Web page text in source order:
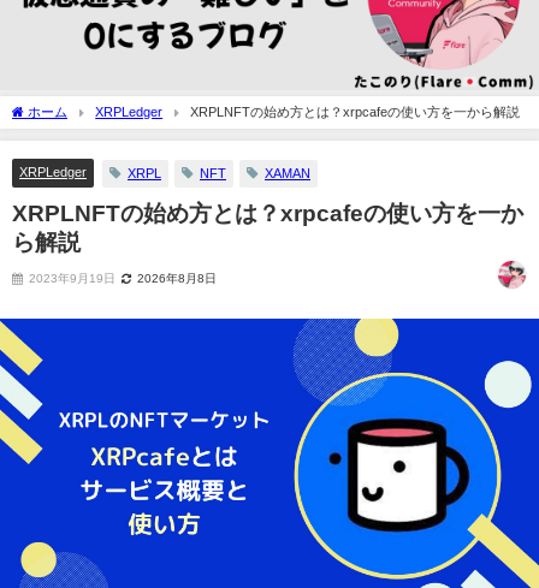
ホーム XRPLedger XRPLNFTの始め方とは？xrpcafeの使い方を一から解説
XRPLedger XRPL NFT XAMAN
XRPLNFTの始め方とは？xrpcafeの使い方を一か
ら解説
2023年9月19日 2026年8月8日